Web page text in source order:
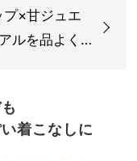
プ×甘ジュエ
ルを品よく格
着こなしに